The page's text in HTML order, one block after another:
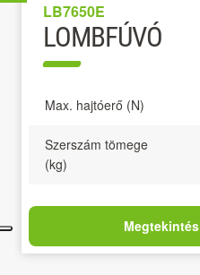
LB7650E
LOMBFÚVÓ
Max. hajtóerő (N)
Szerszám tömege
(kg)
Megtekintés